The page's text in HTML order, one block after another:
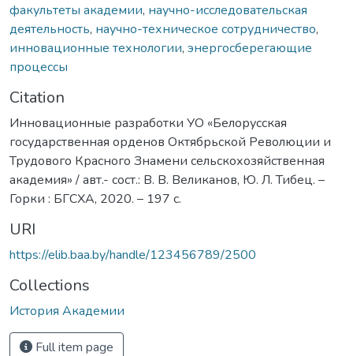
факультеты академии, научно-исследовательская
деятельность, научно-техническое сотрудничество,
инновационные технологии, энергосберегающие
процессы
Citation
Инновационные разработки УО «Белорусская
государственная орденов Октябрьской Революции и
Трудового Красного Знамени сельскохозяйственная
академия» / авт.- сост.: В. В. Великанов, Ю. Л. Тибец. –
Горки : БГСХА, 2020. – 197 с.
URI
https://elib.baa.by/handle/123456789/2500
Collections
История Академии
Full item page